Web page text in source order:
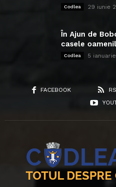
Codlea 29 iunie
În Ajun de
casele
Codlea 5
FACEBOOK